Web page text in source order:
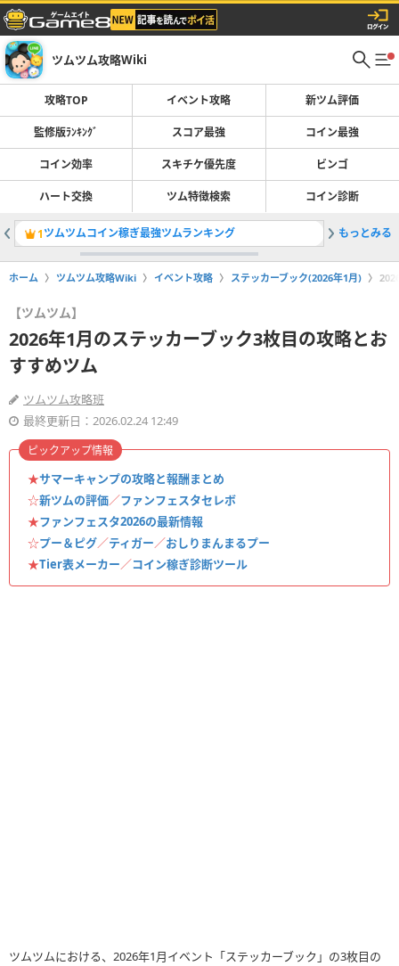
ツムツム攻略Wiki
攻略TOP イベント攻略 新ツム評価
監修版ﾗﾝｷﾝｸﾞ スコア最強 コイン最強
コイン効率 スキチケ優先度 ビンゴ
ハート交換 ツム特徴検索 コイン診断
1ツムツムコイン稼ぎ最強ツムランキング 2スコア
もっとみる
ホーム ツムツム攻略Wiki イベント攻略 ステッカーブック(2026年1月)
【ツムツム】
2026年1月のステッカーブック3枚目の攻略とお
すすめツム
ツムツム攻略班
最終更新日：2026.02.24 12:49
★サマーキャンプの攻略と報酬まとめ
☆新ツムの評価／ファンフェスタセレボ
★ファンフェスタ2026の最新情報
☆プー＆ピグ／ティガー／おしりまんまるプー
★Tier表メーカー／コイン稼ぎ診断ツール
ピックアップ情報
ツムツムにおける、2026年1月イベント「ステッカーブック」の3枚目の